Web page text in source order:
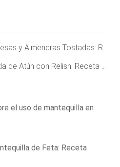
Tostadas: Receta Fácil y Saludable
Receta Rápida y Saludable en 10 Minutos
el uso de mantequilla en
de Feta: Receta